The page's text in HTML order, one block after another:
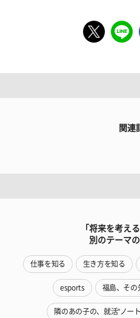
関連
「将来を考え
別のテーマ
仕事を知る 生き方を知る
esports 福島、その
隣のあの子の、就活"ノー